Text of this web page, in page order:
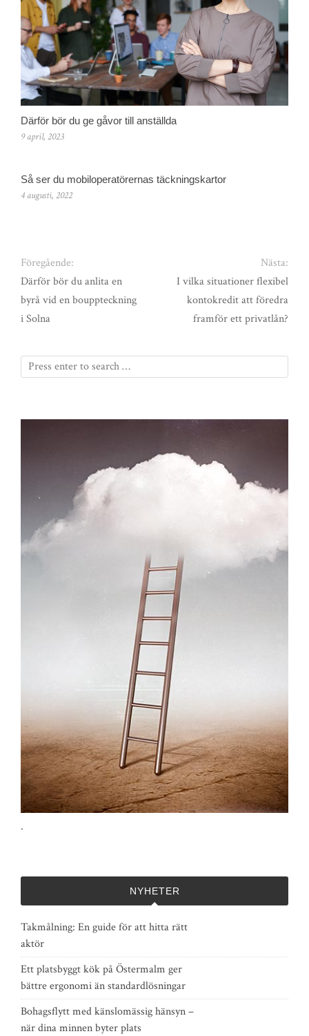
Därför bör du ge gåvor till anställda
9 april, 2023
Så ser du mobiloperatörernas täckningskartor
4 augusti, 2022
Föregående:
Därför bör du anlita en
byrå vid en bouppteckning
i Solna
Nästa:
I vilka situationer flexibel
kontokredit att föredra
framför ett privatlån?
.
NYHETER
Takmålning: En guide för att hitta rätt
aktör
Ett platsbyggt kök på Östermalm ger
bättre ergonomi än standardlösningar
Bohagsflytt med känslomässig hänsyn –
när dina minnen byter plats